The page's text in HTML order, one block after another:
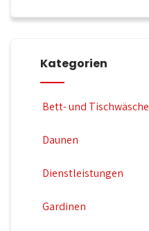
Kategorien
Bett- und Tischwäsche
Daunen
Dienstleistungen
Gardinen